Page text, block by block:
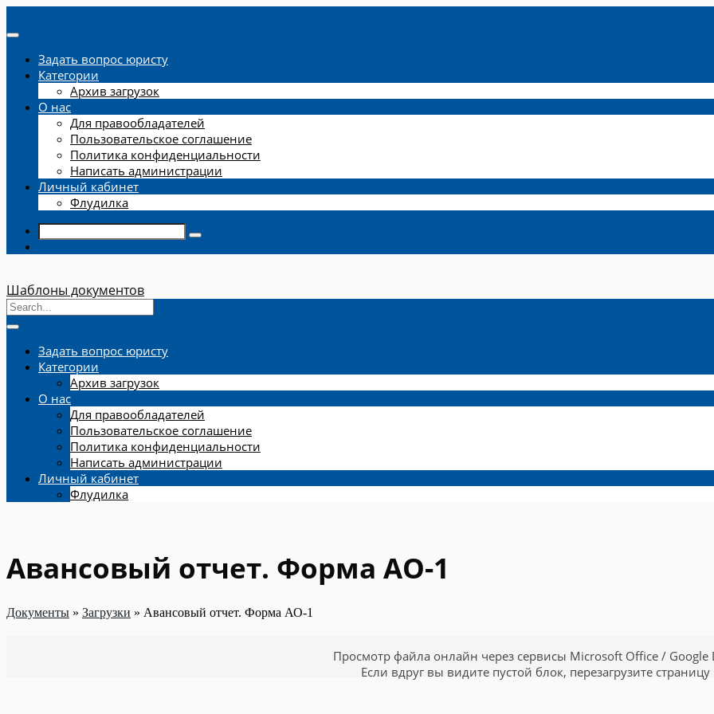
Задать вопрос юристу
Категории
Архив загрузок
О нас
Для правообладателей
Пользовательское соглашение
Политика конфиденциальности
Написать администрации
Личный кабинет
Флудилка
Шаблоны документов
Задать вопрос юристу
Категории
Архив загрузок
О нас
Для правообладателей
Пользовательское соглашение
Политика конфиденциальности
Написать администрации
Личный кабинет
Флудилка
Авансовый отчет. Форма АО-1
Документы » Загрузки » Авансовый отчет. Форма АО-1
Просмотр файла онлайн через сервисы Microsoft Office / Google
Если вдруг вы видите пустой блок, перезагрузите страницу